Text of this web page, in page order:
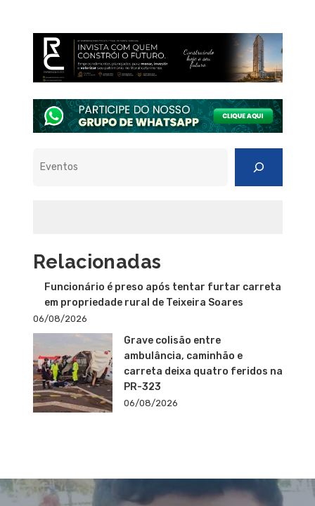
Relacionadas
Funcionário é preso após tentar furtar carreta
em propriedade rural de Teixeira Soares
06/08/2026
Grave colisão entre
ambulância, caminhão e
carreta deixa quatro feridos na
PR-323
06/08/2026